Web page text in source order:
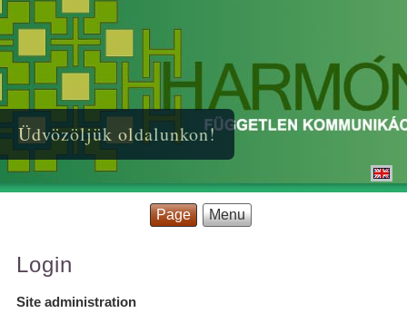
Üdvözöljük oldalunkon!
Page Menu
Login
Site administration